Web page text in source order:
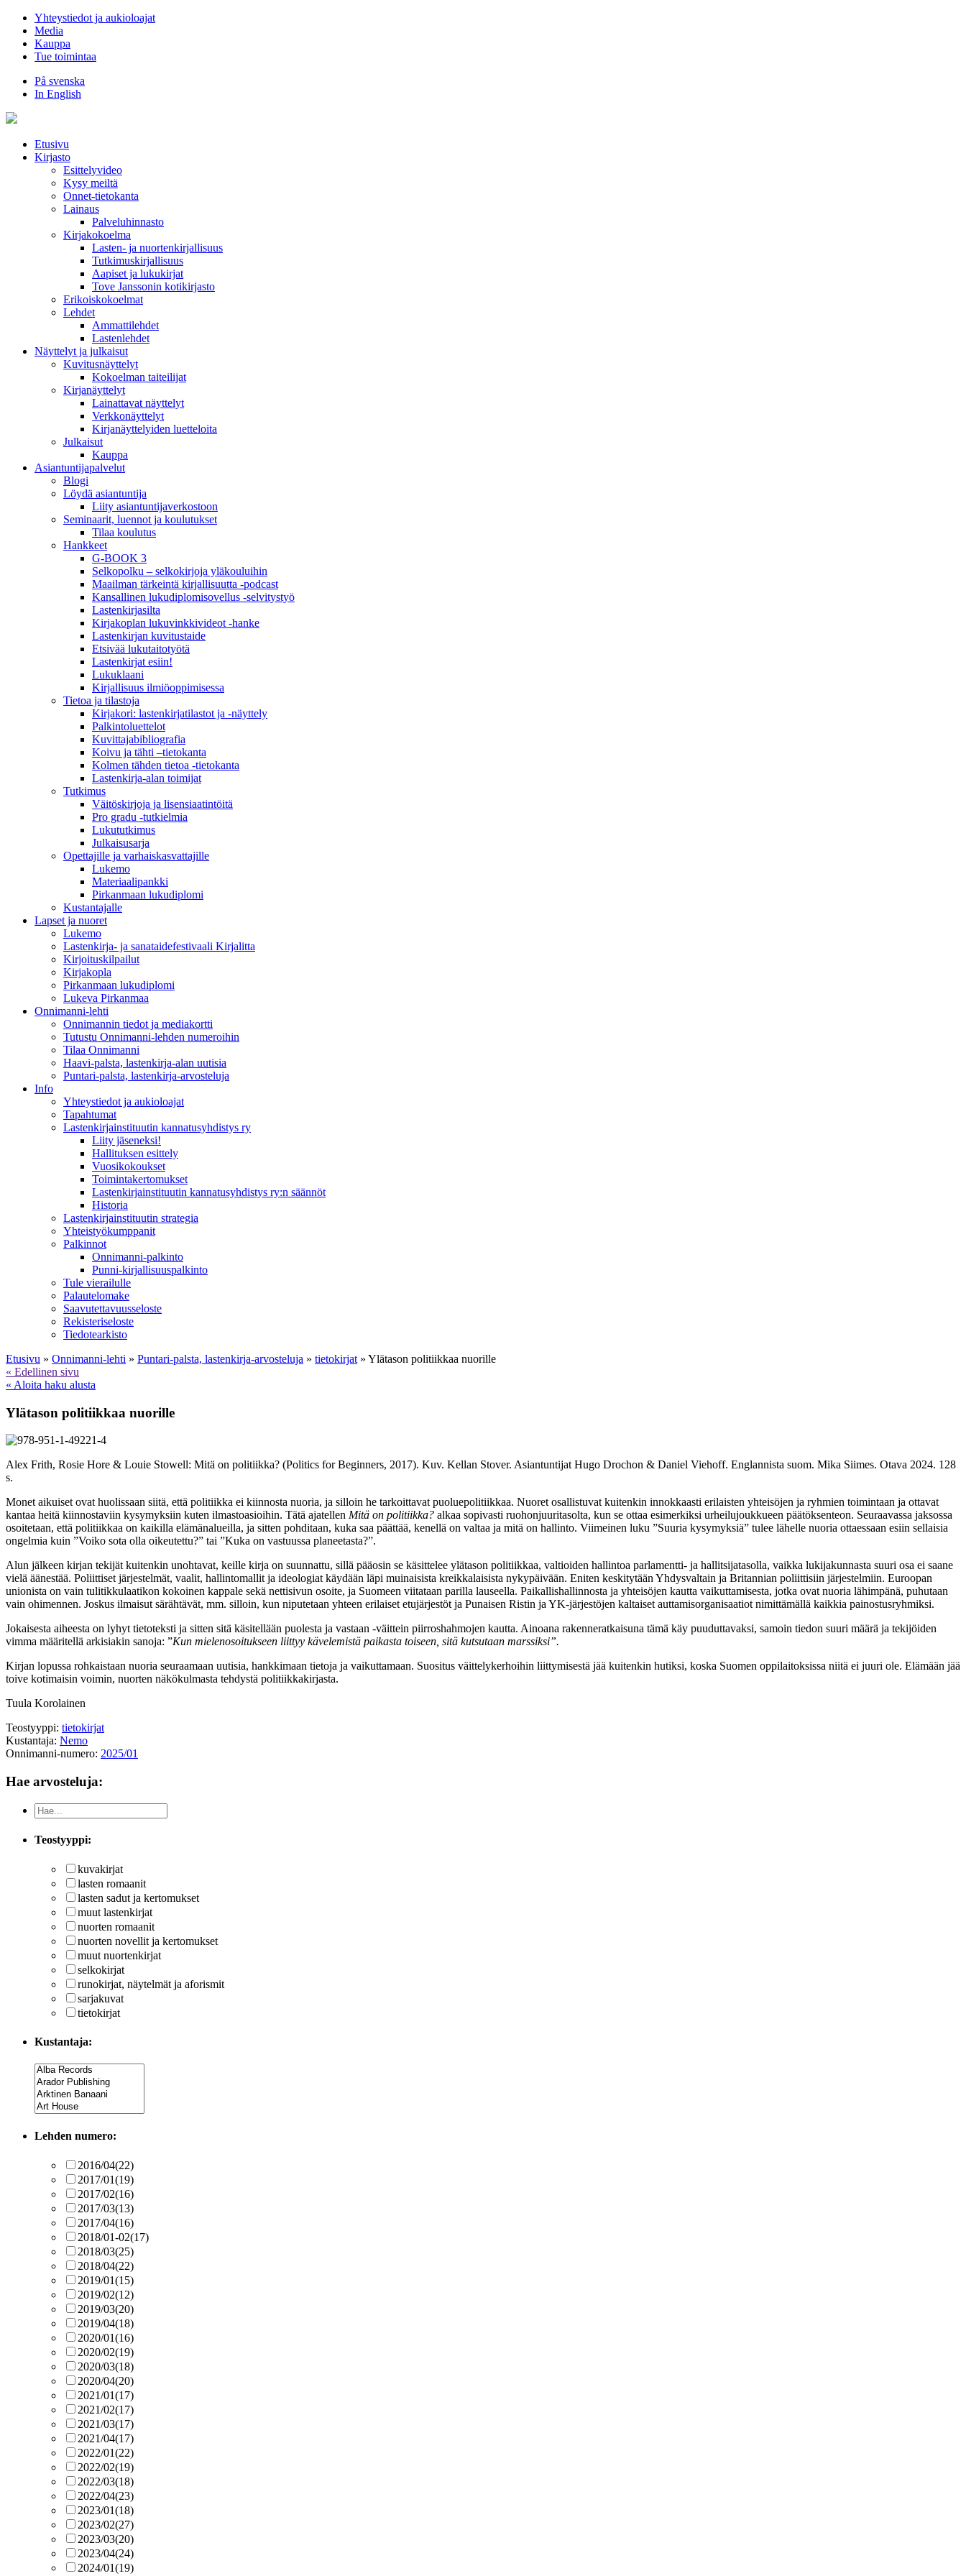
Hyppää
sisältöön
Yhteystiedot ja aukioloajat
Media
Kauppa
Tue toimintaa
På svenska
In English
Etusivu
Kirjasto
Esittelyvideo
Kysy meiltä
Onnet-tietokanta
Lainaus
Palveluhinnasto
Kirjakokoelma
Lasten- ja nuortenkirjallisuus
Tutkimuskirjallisuus
Aapiset ja lukukirjat
Tove Janssonin kotikirjasto
Erikoiskokoelmat
Lehdet
Ammattilehdet
Lastenlehdet
Näyttelyt ja julkaisut
Kuvitusnäyttelyt
Kokoelman taiteilijat
Kirjanäyttelyt
Lainattavat näyttelyt
Verkkonäyttelyt
Kirjanäyttelyiden luetteloita
Julkaisut
Kauppa
Asiantuntija­palvelut
Blogi
Löydä asiantuntija
Liity asiantuntijaverkostoon
Seminaarit, luennot ja koulutukset
Tilaa koulutus
Hankkeet
G-BOOK 3
Selkopolku – selkokirjoja yläkouluihin
Maailman tärkeintä kirjallisuutta -podcast
Kansallinen lukudiplomisovellus -selvitystyö
Lastenkirjasilta
Kirjakoplan lukuvinkkivideot -hanke
Lastenkirjan kuvitustaide
Etsivää lukutaitotyötä
Lastenkirjat esiin!
Lukuklaani
Kirjallisuus ilmiöoppimisessa
Tietoa ja tilastoja
Kirjakori: lastenkirjatilastot ja -näyttely
Palkintoluettelot
Kuvittaja­bibliografia
Koivu ja tähti –tietokanta
Kolmen tähden tietoa -tietokanta
Lastenkirja-alan toimijat
Tutkimus
Väitöskirjoja ja lisensiaatintöitä
Pro gradu -tutkielmia
Lukututkimus
Julkaisusarja
Opettajille ja varhaiskasvattajille
Lukemo
Materiaalipankki
Pirkanmaan lukudiplomi
Kustantajalle
Lapset ja nuoret
Lukemo
Lastenkirja- ja sanataidefestivaali Kirjalitta
Kirjoituskilpailut
Kirjakopla
Pirkanmaan lukudiplomi
Lukeva Pirkanmaa
Onnimanni-lehti
Onnimannin tiedot ja mediakortti
Tutustu Onnimanni-lehden numeroihin
Tilaa Onnimanni
Haavi-palsta, lastenkirja-alan uutisia
Puntari-palsta, lastenkirja-arvosteluja
Info
Yhteystiedot ja aukioloajat
Tapahtumat
Lastenkirjainstituutin kannatusyhdistys ry
Liity jäseneksi!
Hallituksen esittely
Vuosikokoukset
Toimintakertomukset
Lastenkirjainstituutin kannatusyhdistys ry:n säännöt
Historia
Lastenkirjainstituutin strategia
Yhteistyökumppanit
Palkinnot
Onnimanni-palkinto
Punni-kirjallisuuspalkinto
Tule vierailulle
Palautelomake
Saavutettavuusseloste
Rekisteriseloste
Tiedotearkisto
Etusivu » Onnimanni-lehti » Puntari-palsta, lastenkirja-arvosteluja » tietokirjat » Ylätason politiikkaa nuorille
« Edellinen sivu
« Aloita haku alusta
Ylätason politiikkaa nuorille
Alex Frith, Rosie Hore & Louie Stowell: Mitä on politiikka? (Politics for Beginners, 2017). Kuv. Kellan Stover. Asiantuntijat Hugo Drochon & Daniel Viehoff. Englannista suom. Mika Siimes. Otava 2024. 128
s.
Monet aikuiset ovat huolissaan siitä, että politiikka ei kiinnosta nuoria, ja silloin he tarkoittavat puoluepolitiikkaa. Nuoret osallistuvat kuitenkin innokkaasti erilaisten yhteisöjen ja ryhmien toimintaan ja ottavat
kantaa heitä kiinnostaviin kysymyksiin kuten ilmastoasioihin. Tätä ajatellen Mitä on politiikka? alkaa sopivasti ruohonjuuritasolta, kun se ottaa esimerkiksi urheilujoukkueen päätöksenteon. Seuraavassa jaksossa
osoitetaan, että politiikkaa on kaikilla elämänalueilla, ja sitten pohditaan, kuka saa päättää, kenellä on valtaa ja mitä on hallinto. Viimeinen luku ”Suuria kysymyksiä” tulee lähelle nuoria ottaessaan esiin sellaisia
ongelmia kuin ”Voiko sota olla oikeutettu?” tai ”Kuka on vastuussa planeetasta?”.
Alun jälkeen kirjan tekijät kuitenkin unohtavat, keille kirja on suunnattu, sillä pääosin se käsittelee ylätason politiikkaa, valtioiden hallintoa parlamentti- ja hallitsijatasolla, vaikka lukijakunnasta suuri osa ei saane
vielä äänestää. Poliittiset järjestelmät, vaalit, hallintomallit ja ideologiat käydään läpi muinaisista kreikkalaisista nykypäivään. Eniten keskitytään Yhdysvaltain ja Britannian poliittisiin järjestelmiin. Euroopan
unionista on vain tulitikkulaatikon kokoinen kappale sekä nettisivun osoite, ja Suomeen viitataan parilla lauseella. Paikallishallinnosta ja yhteisöjen kautta vaikuttamisesta, jotka ovat nuoria lähimpänä, puhutaan
vain ohimennen. Joskus ilmaisut särähtävät, mm. silloin, kun niputetaan yhteen erilaiset etujärjestöt ja Punaisen Ristin ja YK-järjestöjen kaltaiset auttamisorganisaatiot nimittämällä kaikkia painostusryhmiksi.
Jokaisesta aiheesta on lyhyt tietoteksti ja sitten sitä käsitellään puolesta ja vastaan -väittein piirroshahmojen kautta. Ainoana rakenneratkaisuna tämä käy puuduttavaksi, samoin tiedon suuri määrä ja tekijöiden
vimma määritellä arkisiakin sanoja: ”Kun mielenosoitukseen liittyy kävelemistä paikasta toiseen, sitä kutsutaan marssiksi”.
Kirjan lopussa rohkaistaan nuoria seuraamaan uutisia, hankkimaan tietoja ja vaikuttamaan. Suositus väittelykerhoihin liittymisestä jää kuitenkin hutiksi, koska Suomen oppilaitoksissa niitä ei juuri ole. Elämään jää
toive kotimaisin voimin, nuorten näkökulmasta tehdystä politiikkakirjasta.
Tuula Korolainen
Teostyyppi: tietokirjat
Kustantaja: Nemo
Onnimanni-numero: 2025/01
Hae arvosteluja:
Teostyyppi:
kuvakirjat
lasten romaanit
lasten sadut ja kertomukset
muut lastenkirjat
nuorten romaanit
nuorten novellit ja kertomukset
muut nuortenkirjat
selkokirjat
runokirjat, näytelmät ja aforismit
sarjakuvat
tietokirjat
Kustantaja:
Lehden numero:
2016/04(22)
2017/01(19)
2017/02(16)
2017/03(13)
2017/04(16)
2018/01-02(17)
2018/03(25)
2018/04(22)
2019/01(15)
2019/02(12)
2019/03(20)
2019/04(18)
2020/01(16)
2020/02(19)
2020/03(18)
2020/04(20)
2021/01(17)
2021/02(17)
2021/03(17)
2021/04(17)
2022/01(22)
2022/02(19)
2022/03(18)
2022/04(23)
2023/01(18)
2023/02(27)
2023/03(20)
2023/04(24)
2024/01(19)